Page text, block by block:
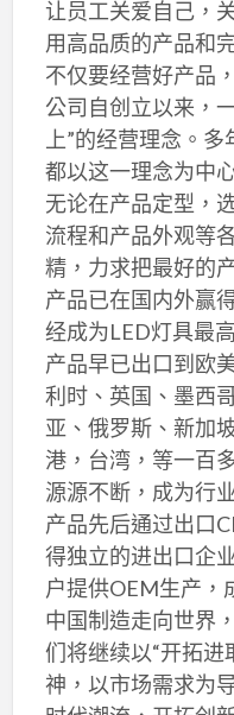
让员工关爱自己，
用高品质的产品和
不仅要经营好产品
公司自创立以来，
上”的经营理念。
都以这一理念为中
无论在产品定型，
流程和产品外观等
精，力求把最好的
产品已在国内外赢
经成为LED灯具最
产品早已出口到欧
利时、英国、墨西
亚、俄罗斯、新加
港，台湾，等一百
源源不断，成为行
产品先后通过出口
得独立的进出口企
户提供OEM生产，
中国制造走向世界
们将继续以“开拓进
神，以市场需求为